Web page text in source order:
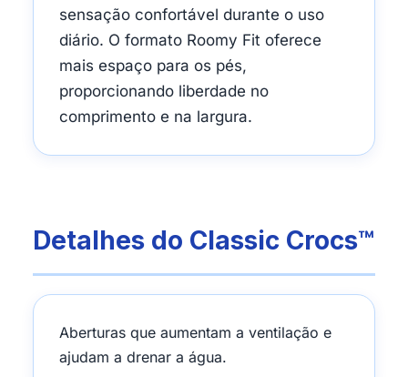
sensação confortável durante o uso
diário. O formato Roomy Fit oferece
mais espaço para os pés,
proporcionando liberdade no
comprimento e na largura.
Detalhes do Classic Crocs™
Aberturas que aumentam a ventilação e
ajudam a drenar a água.